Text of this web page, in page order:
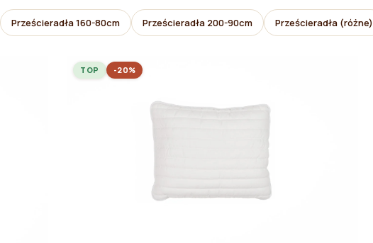
Prześcieradła 160-80cm Prześcieradła 200-90cm Prześcieradła (różne)
TOP -20%